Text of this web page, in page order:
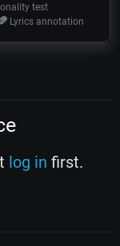
test
Lyrics annotation
log in first.